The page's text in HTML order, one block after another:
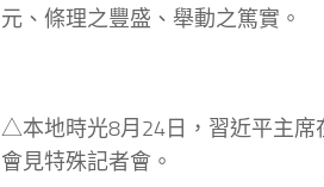
元、條理之豐盛、舉動之篤實。
△本地時光8月24日，習近平主席
會見特殊記者會。